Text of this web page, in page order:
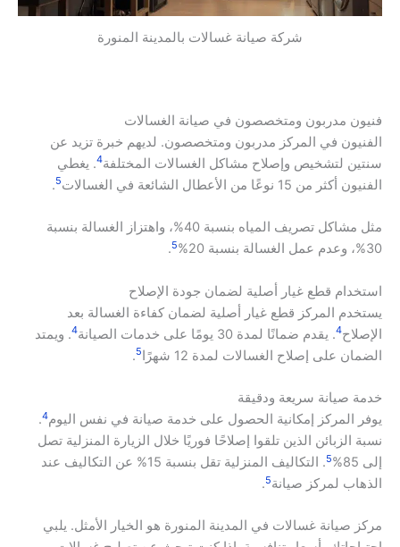
شركة صيانة غسالات بالمدينة المنورة
فنيون مدربون ومتخصصون في صيانة الغسالات
الفنيون في المركز مدربون ومتخصصون. لديهم خبرة تزيد عن
سنتين لتشخيص وإصلاح مشاكل الغسالات المختلفة4. يغطي
الفنيون أكثر من 15 نوعًا من الأعطال الشائعة في الغسالات
5
.
مثل مشاكل تصريف المياه بنسبة 40%، واهتزاز الغسالة بنسبة
30%، وعدم عمل الغسالة بنسبة 20%
5
.
استخدام قطع غيار أصلية لضمان جودة الإصلاح
يستخدم المركز قطع غيار أصلية لضمان كفاءة الغسالة بعد
الإصلاح4. يقدم ضمانًا لمدة 30 يومًا على خدمات الصيانة 4. ويمتد
الضمان على إصلاح الغسالات لمدة 12 شهرًا
5
.
خدمة صيانة سريعة ودقيقة
يوفر المركز إمكانية الحصول على خدمة صيانة في نفس اليوم4
.
نسبة الزبائن الذين تلقوا إصلاحًا فوريًا خلال الزيارة المنزلية تصل
إلى 85%
5
. التكاليف المنزلية تقل بنسبة 15% عن التكاليف عند
الذهاب لمركز صيانة5
.
مركز صيانة غسالات في المدينة المنورة هو الخيار الأمثل. يلبي